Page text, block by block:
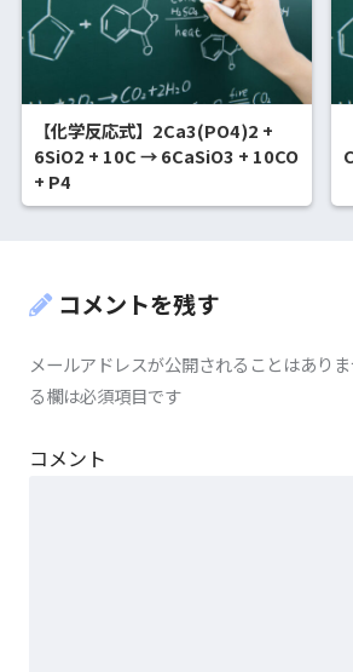
【化学反応式】2Ca3(PO4)2 +
6SiO2 + 10C → 6CaSiO3 + 10CO
+ P4
コメントを残す
メールアドレスが公開されることはありま
る欄は必須項目です
コメント